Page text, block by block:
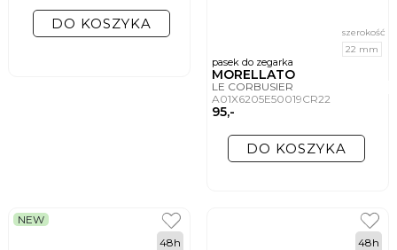
DO KOSZYKA
pasek do zegarka
MORELLATO
LE CORBUSIER
A01X6205E50019CR22
95,-
szerokość
22 mm
DO KOSZYKA
NEW
48h 48h